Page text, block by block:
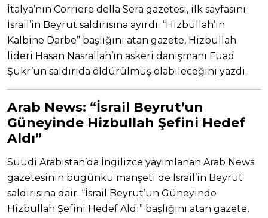
İtalya’nın Corriere della Sera gazetesi, ilk sayfasını
İsrail’in Beyrut saldırısına ayırdı. “Hizbullah’ın
Kalbine Darbe” başlığını atan gazete, Hizbullah
lideri Hasan Nasrallah’ın askeri danışmanı Fuad
Şukr’un saldırıda öldürülmüş olabileceğini yazdı.
Arab News: “İsrail Beyrut’un
Güneyinde Hizbullah Şefini Hedef
Aldı”
Suudi Arabistan’da İngilizce yayımlanan Arab News
gazetesinin bugünkü manşeti de İsrail’in Beyrut
saldırısına dair. “İsrail Beyrut’un Güneyinde
Hizbullah Şefini Hedef Aldı” başlığını atan gazete,